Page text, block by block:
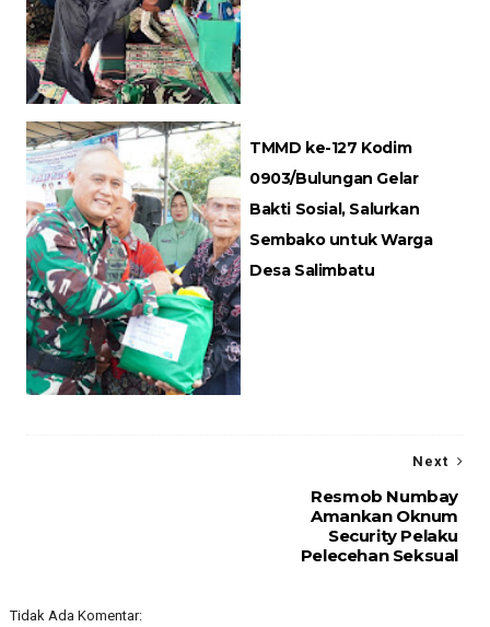
TMMD ke-127 Kodim
0903/Bulungan Gelar
Bakti Sosial, Salurkan
Sembako untuk Warga
Desa Salimbatu
Next
Resmob Numbay
Amankan Oknum
Security Pelaku
Pelecehan Seksual
Tidak Ada Komentar: